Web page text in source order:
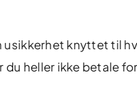
knyttet til
du heller ikke betale